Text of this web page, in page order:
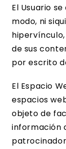
El Usuario
modo, ni
de sus
por escrito
El Espacio
espacios
objeto de
información